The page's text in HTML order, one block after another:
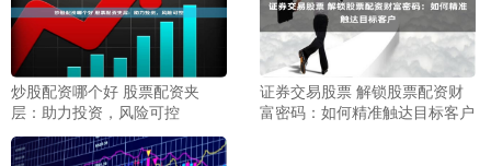
炒股配资哪个好 股票配资夹
层：助力投资，风险可控
证券交易股票 解锁股票配资财
富密码：如何精准触达目标客户